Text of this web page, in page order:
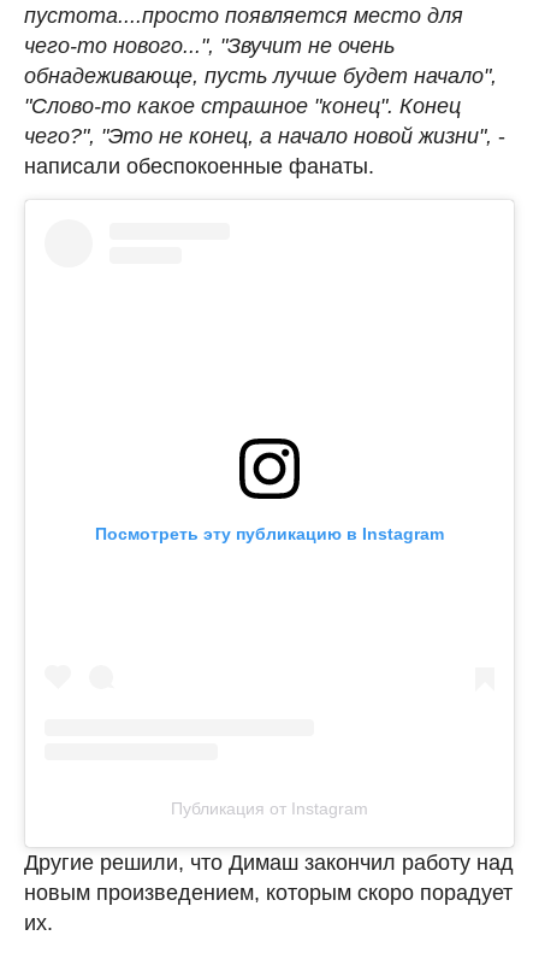
пустота....просто появляется место для
чего-то нового...", "Звучит не очень
обнадеживающе, пусть лучше будет начало",
"Слово-то какое страшное "конец". Конец
чего?", "Это не конец, а начало новой жизни", -
написали обеспокоенные фанаты.
Посмотреть эту публикацию в Instagram
Публикация от Instagram
Другие решили, что Димаш закончил работу над
новым произведением, которым скоро порадует
их.